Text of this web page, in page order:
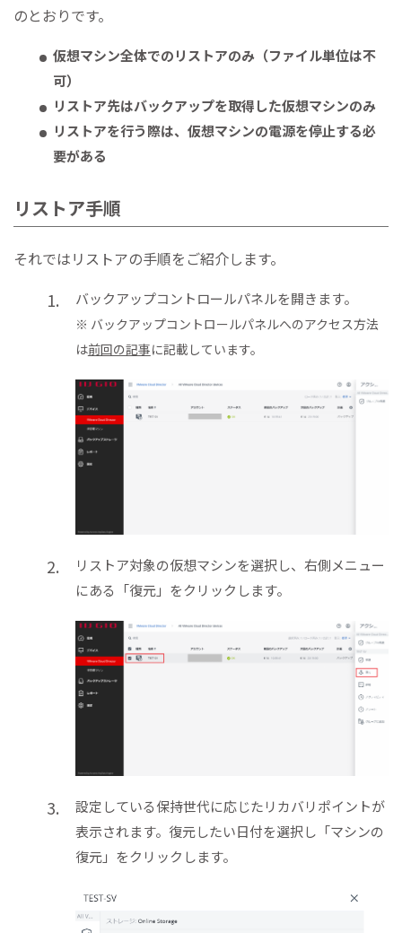
のとおりです。
仮想マシン全体でのリストアのみ（ファイル単位は不
可）
リストア先はバックアップを取得した仮想マシンのみ
リストアを行う際は、仮想マシンの電源を停止する必
要がある
リストア手順
それではリストアの手順をご紹介します。
バックアップコントロールパネルを開きます。
※ バックアップコントロールパネルへのアクセス方法
は前回の記事に記載しています。
リストア対象の仮想マシンを選択し、右側メニュー
にある「復元」をクリックします。
設定している保持世代に応じたリカバリポイントが
表示されます。復元したい日付を選択し「マシンの
復元」をクリックします。